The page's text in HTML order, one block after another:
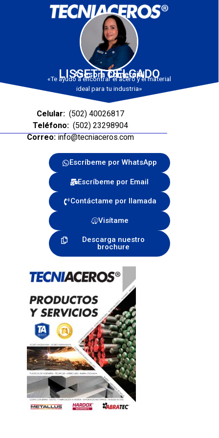
LISSETT DELGADO
Asesora Comercial
«Te ayudo a encontrar el acero y el material
ideal para tu industria»
Celular: (502) 40026817
Teléfono:(502) 23298904
Correo: info@tecniaceros.com
Escríbeme por WhatsApp
Escríbeme por Email
Contáctame por llamada
Visítame
Descarga nuestro
brochure